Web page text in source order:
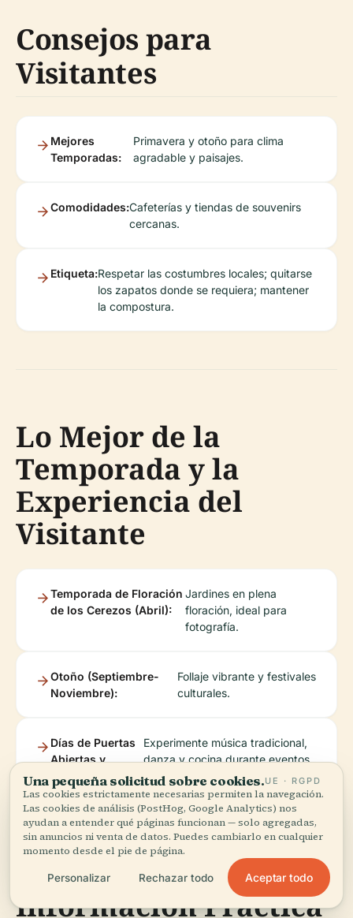
Consejos para
Visitantes
Mejores
Temporadas:
Primavera y otoño para clima
agradable y paisajes.
Comodidades:Cafeterías y tiendas de souvenirs
cercanas.
Etiqueta:Respetar las costumbres locales; quitarse
los zapatos donde se requiera; mantener
la compostura.
Lo Mejor de la
Temporada y la
Experiencia del
Visitante
Temporada de Floración
de los Cerezos (Abril):
Jardines en plena
floración, ideal para
fotografía.
Otoño (Septiembre-
Noviembre):
Follaje vibrante y festivales
culturales.
Días de Puertas
Abiertas y
Festivales:
Experimente música tradicional,
danza y cocina durante eventos
públicos.
Información Práctica
Una pequeña solicitud sobre cookies.UE · RGPD
Las cookies estrictamente necesarias permiten la navegación.
Las cookies de análisis (PostHog, Google Analytics) nos
ayudan a entender qué páginas funcionan — solo agregadas,
sin anuncios ni venta de datos. Puedes cambiarlo en cualquier
momento desde el pie de página.
Personalizar Rechazar todo Aceptar todo